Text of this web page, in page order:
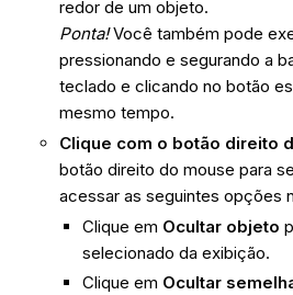
redor de um objeto.
Ponta!Você também pode
pressionando e segurando a
teclado e clicando no botão
mesmo tempo.
Clique com o botão direito
botão direito do mouse para
acessar as seguintes opções
Clique em Ocultar objeto
selecionado da exibição.
Clique em Ocultar